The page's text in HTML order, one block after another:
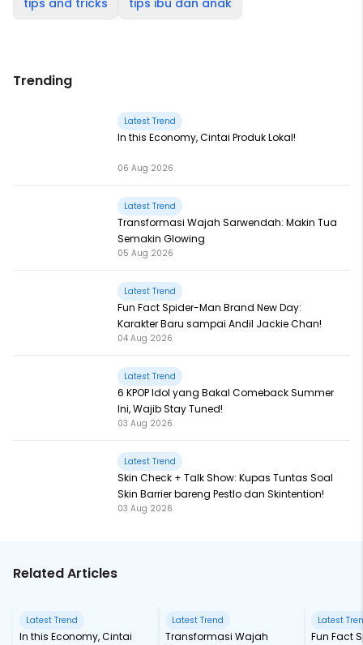
tips and tricks tips ibu dan anak
Trending
Latest Trend
In this Economy, Cintai Produk Lokal!
06 Aug 2026
Latest Trend
Transformasi Wajah Sarwendah: Makin Tua
Semakin Glowing
05 Aug 2026
Latest Trend
Fun Fact Spider-Man Brand New Day:
Karakter Baru sampai Andil Jackie Chan!
04 Aug 2026
Latest Trend
6 KPOP Idol yang Bakal Comeback Summer
Ini, Wajib Stay Tuned!
03 Aug 2026
Latest Trend
Skin Check + Talk Show: Kupas Tuntas Soal
Skin Barrier bareng Pestlo dan Skintention!
03 Aug 2026
Related Articles
Latest Trend
In this Economy, Cintai
Latest Trend
Transformasi Wajah
Latest
Fun Fact Spider-Man